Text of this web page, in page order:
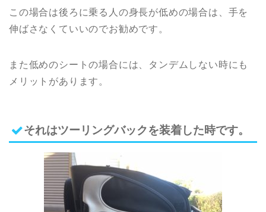
この場合は後ろに乗る人の身長が低めの場合は、手を
伸ばさなくていいのでお勧めです。
また低めのシートの場合には、タンデムしない時にも
メリットがあります。
それはツーリングバックを装着した時です。